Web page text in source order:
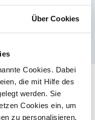
Über Cookies
Cookies. Dabei
die mit Hilfe des
werden. Sie
Cookies ein, um
zu personalisieren,